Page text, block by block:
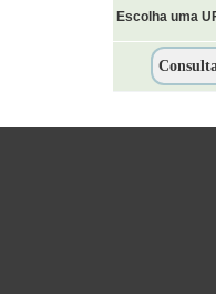
Escolha uma